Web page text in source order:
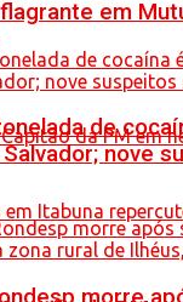
em
de
nove